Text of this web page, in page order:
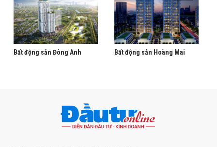
Bất động sản Đông Anh Bất động sản Hoàng Mai